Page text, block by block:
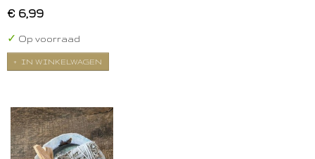
€ 6,99
✓ Op voorraad
IN WINKELWAGEN